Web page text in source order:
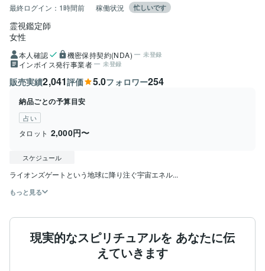
最終ログイン： 1時間前 稼働状況 忙しいです
霊視鑑定師
女性
本人確認 機密保持契約(NDA) 未登録
インボイス発行事業者 未登録
販売実績2,041評価 5.0フォロワー254
納品ごとの予算目安
占い
タロット 2,000円〜
スケジュール
ライオンズゲートという地球に降り注ぐ宇宙エネル...
もっと見る
現実的なスピリチュアルを あなたに伝
えていきます